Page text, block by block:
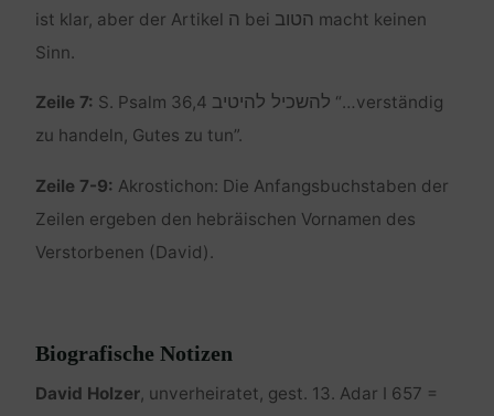
ist klar, aber der Artikel ה bei הטוב macht keinen
Sinn.
Zeile 7: S. Psalm 36,4 להשכיל להיטיב “…verständig
zu handeln, Gutes zu tun”.
Zeile 7-9: Akrostichon: Die Anfangsbuchstaben der
Zeilen ergeben den hebräischen Vornamen des
Verstorbenen (David).
Biografische Notizen
David Holzer, unverheiratet, gest. 13. Adar I 657 =